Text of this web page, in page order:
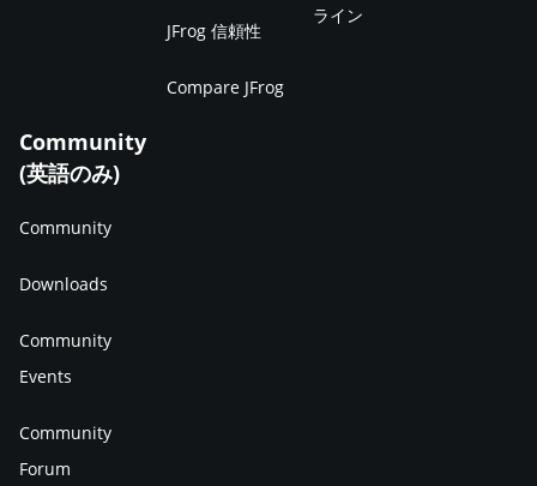
JFrog 信頼性
Compare JFrog
ライン
Community
(英語のみ)
Community
Downloads
Community
Events
Community
Forum